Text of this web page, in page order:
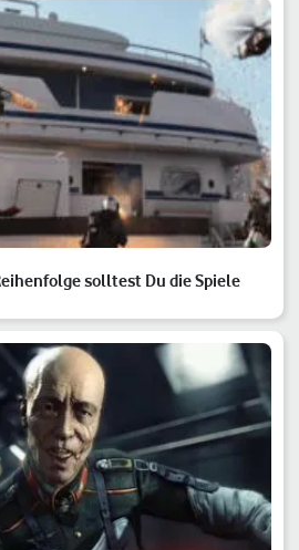
solltest Du die Spiele